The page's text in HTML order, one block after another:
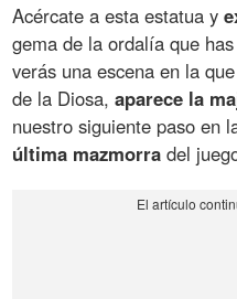
Acércate a esta estatua y
gema de la ordalía que
verás una escena en la
de la Diosa,aparece la
nuestro siguiente paso en
última mazmorra del